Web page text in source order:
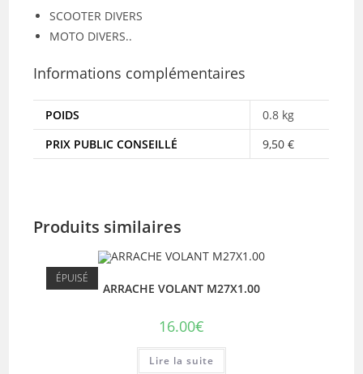
SCOOTER DIVERS
MOTO DIVERS..
Informations complémentaires
POIDS
0.8 kg
PRIX PUBLIC CONSEILLÉ
9,50 €
Produits similaires
ÉPUISÉ
ARRACHE VOLANT M27X1.00
16.00€
Lire la suite